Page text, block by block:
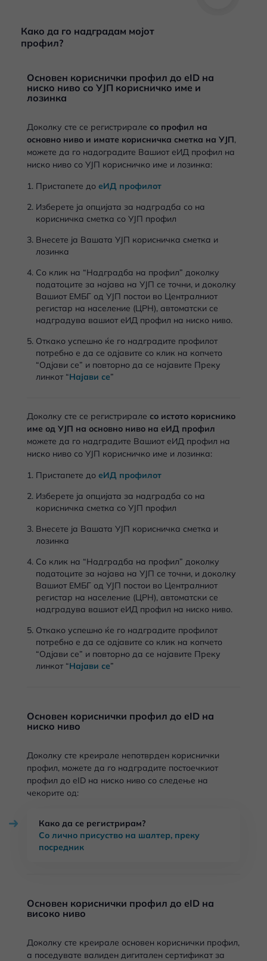
Како да го надградам мојот
профил?
Основен кориснички профил до eID на
ниско ниво со УЈП корисничко име и
лозинка
Доколку сте се регистрирале со профил на
основно ниво и имате корисничка сметка на УЈП,
можете да го надоградите Вашиот еИД профил на
ниско ниво со УЈП корисничко име и лозинка:
Пристапете до еИД профилот
Изберете ја опцијата за надградба со на
корисничка сметка со УЈП профил
Внесете ја Вашата УЈП корисничка сметка и
лозинка
Со клик на “Надградба на профил” доколку
податоците за најава на УЈП се точни, и доколку
Вашиот ЕМБГ од УЈП постои во Централниот
регистар на население (ЦРН), автоматски се
надградува вашиот еИД профил на ниско ниво.
Откако успешно ќе го надградите профилот
потребно е да се одјавите со клик на копчето
“Одјави се” и повторно да се најавите Преку
линкот “Најави се”
Доколку сте се регистрирале со истото кориснико
име од УЈП на основно ниво на еИД профил
можете да го надградите Вашиот еИД профил на
ниско ниво со УЈП корисничко име и лозинка:
Пристапете до еИД профилот
Изберете ја опцијата за надградба со на
корисничка сметка со УЈП профил
Внесете ја Вашата УЈП корисничка сметка и
лозинка
Со клик на “Надградба на профил” доколку
податоците за најава на УЈП се точни, и доколку
Вашиот ЕМБГ од УЈП постои во Централниот
регистар на население (ЦРН), автоматски се
надградува вашиот еИД профил на ниско ниво.
Откако успешно ќе го надградите профилот
потребно е да се одјавите со клик на копчето
“Одјави се” и повторно да се најавите Преку
линкот “Најави се”
Основен кориснички профил до eID на
ниско ниво
Доколку сте креирале непотврден кориснички
профил, можете да го надградите постоечкиот
профил до eID на ниско ниво со следење на
чекорите од:
Како да се регистрирам?
Со лично присуство на шалтер, преку
посредник
Основен кориснички профил до eID на
високо ниво
Доколку сте креирале основен кориснички профил,
а поседувате валиден дигитален сертификат за